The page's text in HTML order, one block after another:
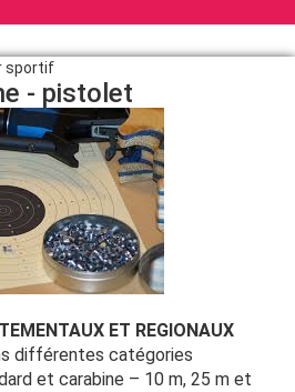
sportif
- pistolet
ET REGIONAUX
différentes catégories
et carabine – 10 m, 25 m et